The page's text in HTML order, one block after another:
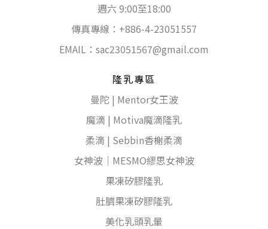
週六 9:00至18:00
傳真專線：+886-4-23051557
EMAIL： sac23051567@gmail.com
隆乳專區
曼陀 | Mentor女王波
魔滴 | Motiva魔滴隆乳
柔滴 | Sebbin香榭柔滴
女神波｜MESMO繆思女神波
果凍矽膠隆乳
肚臍果凍矽膠隆乳
美化乳頭乳暈